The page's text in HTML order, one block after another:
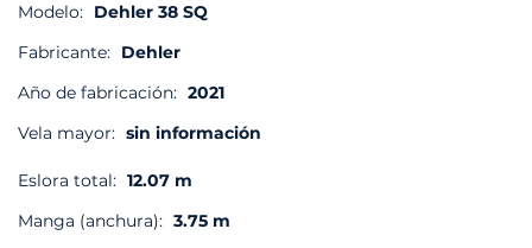
Modelo: Dehler 38 SQ
Fabricante: Dehler
Año de fabricación: 2021
Vela mayor: sin información
Eslora total: 12.07 m
Manga (anchura): 3.75 m